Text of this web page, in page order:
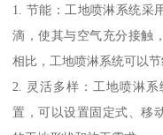
1. 节能：工地喷淋系统采
滴，使其与空气充分接触
相比，工地喷淋系统可以节
2. 灵活多样：工地喷淋
置，可以设置固定式、移